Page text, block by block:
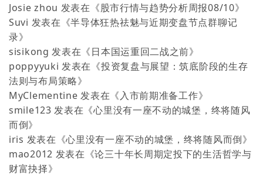
Josie zhou 发表在《股市行情与趋势分析周报08/10》
Suvi 发表在《半导体狂热祛魅与近期变盘节点群聊记
录》
sisikong 发表在《日本国运重回二战之前》
poppyyuki 发表在《投资复盘与展望：筑底阶段的生存
法则与布局策略》
MyClementine 发表在《入市前期准备工作》
smile123 发表在《心里没有一座不动的城堡，终将随风
而倒》
iris 发表在《心里没有一座不动的城堡，终将随风而倒》
mao2012 发表在《论三十年长周期定投下的生活哲学与
财富抉择》